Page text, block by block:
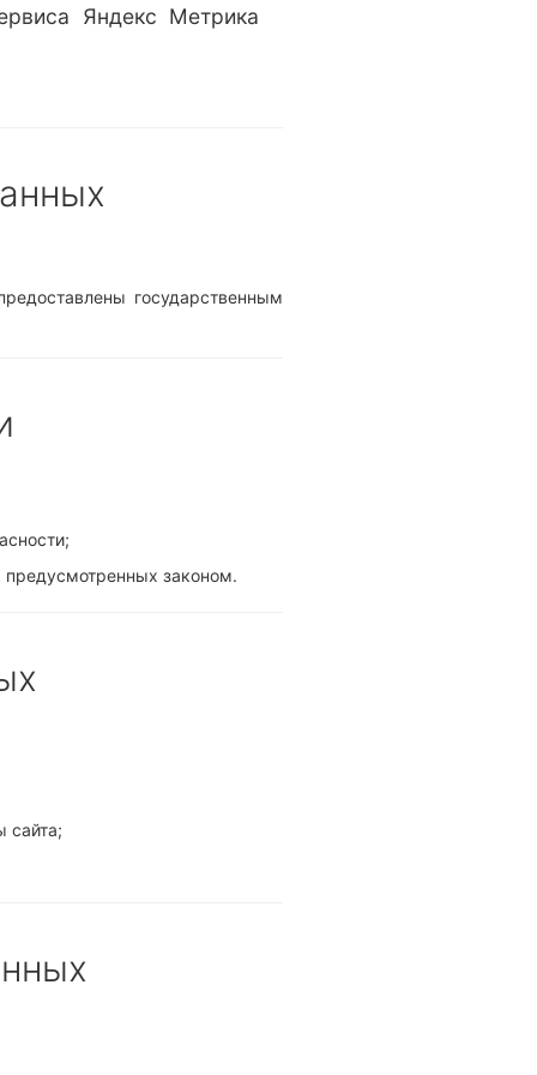
Яндекс Метрика
государственным
предусмотренных законом.
сайта;